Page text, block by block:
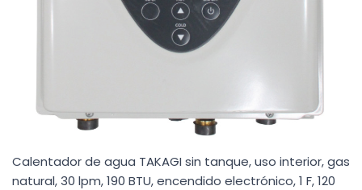
Calentador de agua TAKAGI sin tanque, uso interior, gas
natural, 30 lpm, 190 BTU, encendido electrónico, 1 F, 120